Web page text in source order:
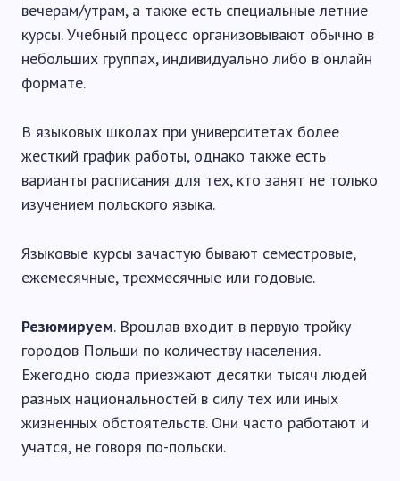
вечерам/утрам, а также есть специальные летние
курсы. Учебный процесс организовывают обычно в
небольших группах, индивидуально либо в онлайн
формате.
В языковых школах при университетах более
жесткий график работы, однако также есть
варианты расписания для тех, кто занят не только
изучением польского языка.
Языковые курсы зачастую бывают семестровые,
ежемесячные, трехмесячные или годовые.
Резюмируем. Вроцлав входит в первую тройку
городов Польши по количеству населения.
Ежегодно сюда приезжают десятки тысяч людей
разных национальностей в силу тех или иных
жизненных обстоятельств. Они часто работают и
учатся, не говоря по-польски.